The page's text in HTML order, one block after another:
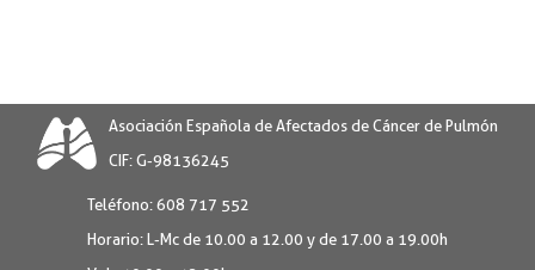
Asociación Española de Afectados de Cáncer de Pulmón
CIF: G-98136245
Teléfono: 608 717 552
Horario: L-Mc de 10.00 a 12.00 y de 17.00 a 19.00h